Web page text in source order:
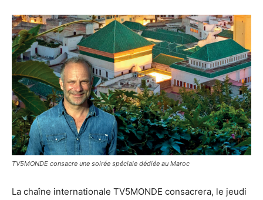
TV5MONDE consacre une soirée spéciale dédiée au Maroc
La chaîne internationale TV5MONDE consacrera, le jeudi